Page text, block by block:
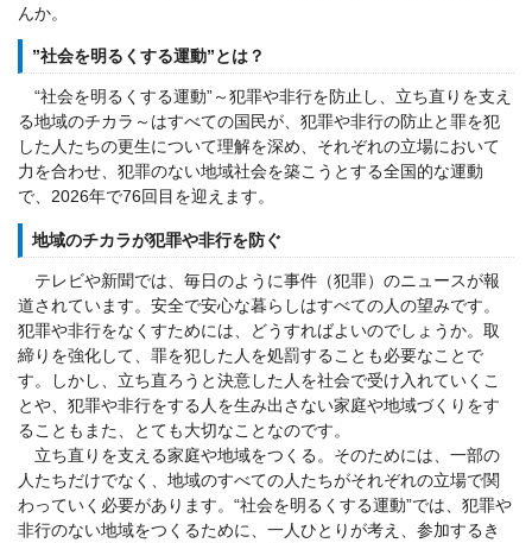
んか。
”社会を明るくする運動”とは？
“社会を明るくする運動”～犯罪や非行を防止し、立ち直りを支え
る地域のチカラ～はすべての国民が、犯罪や非行の防止と罪を犯
した人たちの更生について理解を深め、それぞれの立場において
力を合わせ、犯罪のない地域社会を築こうとする全国的な運動
で、2026年で76回目を迎えます。
地域のチカラが犯罪や非行を防ぐ
テレビや新聞では、毎日のように事件（犯罪）のニュースが報
道されています。安全で安心な暮らしはすべての人の望みです。
犯罪や非行をなくすためには、どうすればよいのでしょうか。取
締りを強化して、罪を犯した人を処罰することも必要なことで
す。しかし、立ち直ろうと決意した人を社会で受け入れていくこ
とや、犯罪や非行をする人を生み出さない家庭や地域づくりをす
ることもまた、とても大切なことなのです。
立ち直りを支える家庭や地域をつくる。そのためには、一部の
人たちだけでなく、地域のすべての人たちがそれぞれの立場で関
わっていく必要があります。“社会を明るくする運動”では、犯罪や
非行のない地域をつくるために、一人ひとりが考え、参加するき